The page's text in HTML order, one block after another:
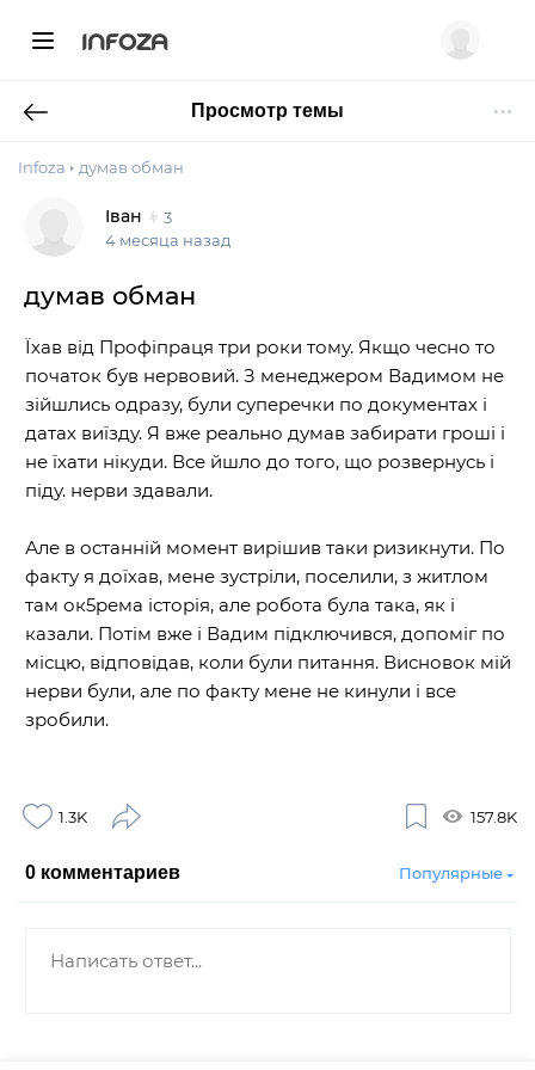
INFOZA
Просмотр темы
Infoza думав обман
Іван
3
4 месяца назад
думав обман
Їхав від Профіпраця три роки тому. Якщо чесно то
початок був нервовий. З менеджером Вадимом не
зійшлись одразу, були суперечки по документах і
датах виїзду. Я вже реально думав забирати гроші і
не їхати нікуди. Все йшло до того, що розвернусь і
піду. нерви здавали.
Але в останній момент вирішив таки ризикнути. По
факту я доїхав, мене зустріли, поселили, з житлом
там ок5рема історія, але робота була така, як і
казали. Потім вже і Вадим підключився, допоміг по
місцю, відповідав, коли були питання. Висновок мій
нерви були, але по факту мене не кинули і все
зробили.
1.3K 157.8K
0 комментариев Популярные